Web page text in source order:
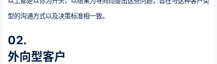
型的沟通方式以及决策标准相一致。
02.
外向型客户